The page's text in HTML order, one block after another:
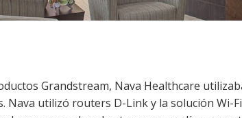
Grandstream, Nava Healthcare
Nava utilizó routers D-Link y la solución Wi-